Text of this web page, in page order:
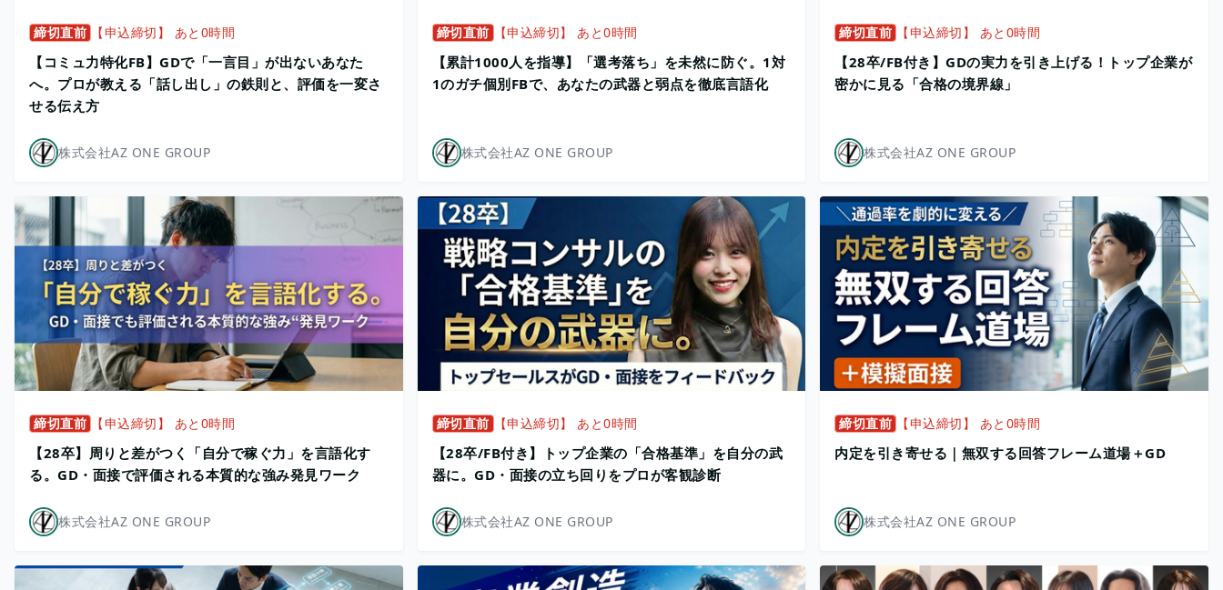
締切直前 【申込締切】 あと0時間
【コミュ力特化FB】GDで「一言目」が出ないあなた
へ。プロが教える「話し出し」の鉄則と、評価を一変さ
せる伝え方
株式会社AZ ONE GROUP
締切直前 【申込締切】 あと0時間
【累計1000人を指導】「選考落ち」を未然に防ぐ。1対
1のガチ個別FBで、あなたの武器と弱点を徹底言語化
株式会社AZ ONE GROUP
締切直前 【申込締切】 あと0時間
【28卒/FB付き】GDの実力を引き上げる！トップ企業が
密かに見る「合格の境界線」
株式会社AZ ONE GROUP
締切直前 【申込締切】 あと0時間
【28卒】周りと差がつく「自分で稼ぐ力」を言語化す
る。GD・面接で評価される本質的な強み発見ワーク
株式会社AZ ONE GROUP
締切直前 【申込締切】 あと0時間
【28卒/FB付き】トップ企業の「合格基準」を自分の武
器に。GD・面接の立ち回りをプロが客観診断
株式会社AZ ONE GROUP
締切直前 【申込締切】 あと0時間
内定を引き寄せる｜無双する回答フレーム道場＋GD
株式会社AZ ONE GROUP